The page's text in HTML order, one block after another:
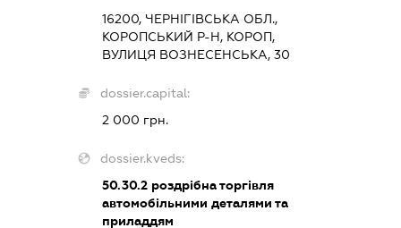
16200, ЧЕРНІГІВСЬКА ОБЛ.,
КОРОПСЬКИЙ Р-Н, КОРОП,
ВУЛИЦЯ ВОЗНЕСЕНСЬКА, 30
dossier.capital:
2 000 грн.
dossier.kveds:
50.30.2роздрібна торгівля
автомобільними деталями та
приладдям